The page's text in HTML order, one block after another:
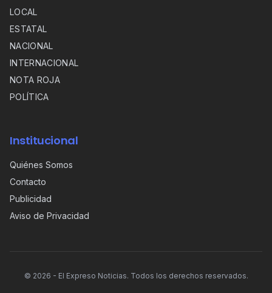
LOCAL
ESTATAL
NACIONAL
INTERNACIONAL
NOTA ROJA
POLÍTICA
Institucional
Quiénes Somos
Contacto
Publicidad
Aviso de Privacidad
© 2026 - El Expreso Noticias. Todos los derechos reservados.